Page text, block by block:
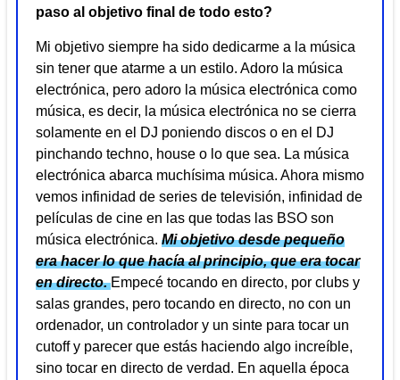
paso al objetivo final de todo esto?
Mi objetivo siempre ha sido dedicarme a la música
sin tener que atarme a un estilo. Adoro la música
electrónica, pero adoro la música electrónica como
música, es decir, la música electrónica no se cierra
solamente en el DJ poniendo discos o en el DJ
pinchando techno, house o lo que sea. La música
electrónica abarca muchísima música. Ahora mismo
vemos infinidad de series de televisión, infinidad de
películas de cine en las que todas las BSO son
música electrónica. Mi objetivo desde pequeño
era hacer lo que hacía al principio, que era tocar
en directo.Empecé tocando en directo, por clubs y
salas grandes, pero tocando en directo, no con un
ordenador, un controlador y un sinte para tocar un
cutoff y parecer que estás haciendo algo increíble,
sino tocar en directo de verdad. En aquella época